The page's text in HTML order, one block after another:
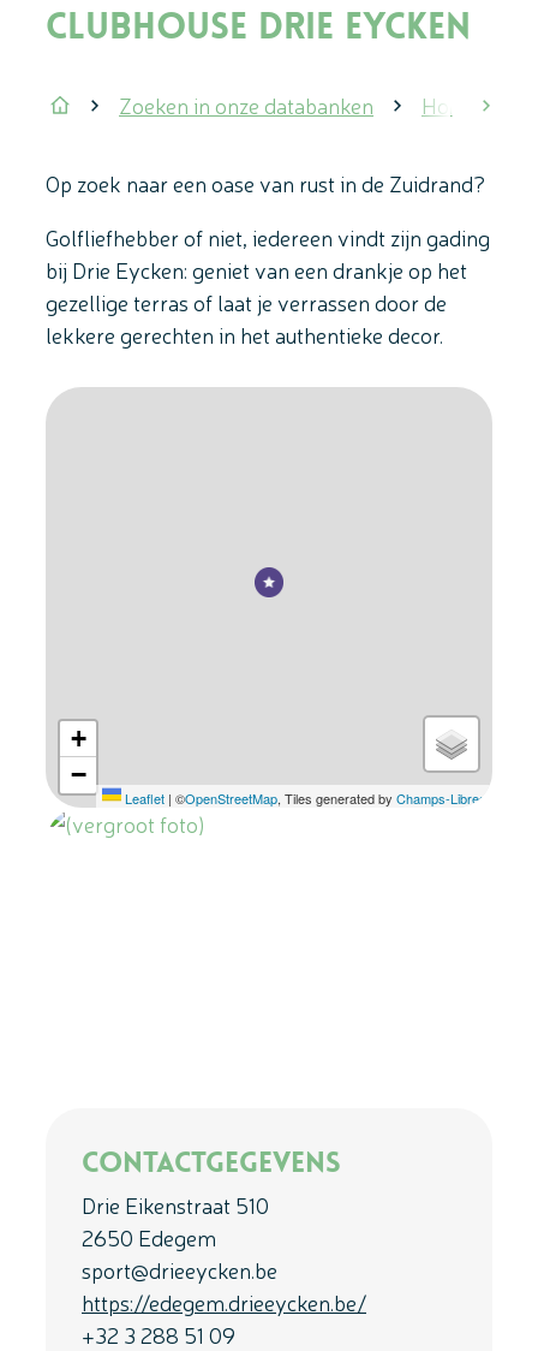
Clubhouse Drie Eycken
StartpaginaZoeken in onze databanken Horeca
Op zoek naar een oase van rust in de Zuidrand?
Golfliefhebber of niet, iedereen vindt zijn gading
bij Drie Eycken: geniet van een drankje op het
gezellige terras of laat je verrassen door de
lekkere gerechten in het authentieke decor.
Stratenplan
+
−
Leaflet | ©OpenStreetMap, Tiles generated by Champs-Libres
Contactgegevens
Drie Eikenstraat 510
2650 Edegem
sport@drieeycken.be
https://edegem.drieeycken.be/
+32 3 288 51 09